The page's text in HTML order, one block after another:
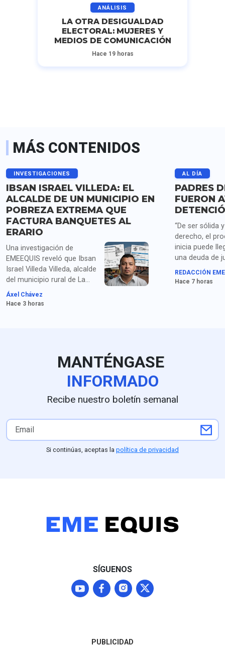
ANÁLISIS
LA OTRA DESIGUALDAD
ELECTORAL: MUJERES Y
MEDIOS DE COMUNICACIÓN
Hace 19 horas
MÁS CONTENIDOS
INVESTIGACIONES
IBSAN ISRAEL VILLEDA: EL
ALCALDE DE UN MUNICIPIO EN
POBREZA EXTREMA QUE
FACTURA BANQUETES AL
ERARIO
Una investigación de
EMEEQUIS reveló que Ibsan
Israel Villeda Villeda, alcalde
del municipio rural de La
Misión, Hidalgo, ha cargado
al erario decenas de miles
documentos". La revisión a
su administración (2024-
2027) expone severas
anomalías contables:
facturas, gastos de hasta 5
mil pesos diarios sin
comprobar, facturación de
comidas para terceros no
excesos y autocomisiones
autorizadas por el propio
de los habitantes vive en
pobreza y padece graves
Áxel Chávez
Hace 3 horas
AL DÍA
PADRES
FUERON
“De ser sólida
derecho, el
inicia puede
una deuda de
las familias de
estudiantes
REDACCIÓN
Hace 7 horas
MANTÉNGASE
INFORMADO
Recibe nuestro boletín semanal
Si continúas, aceptas la política de privacidad
SÍGUENOS
PUBLICIDAD